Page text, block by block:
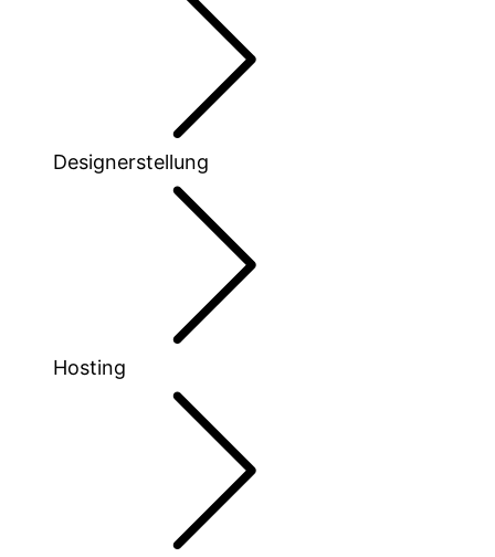
Designerstellung
Hosting